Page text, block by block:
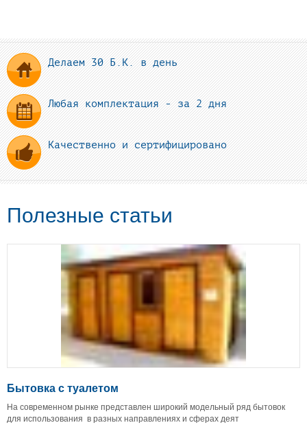
Делаем 30 Б.К. в день
Любая комплектация - за 2 дня
Качественно и сертифицировано
Полезные статьи
Бытовка с туалетом
На современном рынке представлен широкий модельный ряд бытовок
для использования в разных направлениях и сферах деят